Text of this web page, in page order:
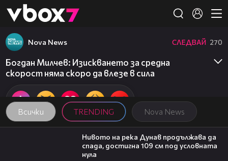
👾
Всички TRENDING Nova News
Nova News СЛЕДВАЙ 270
Богдан Милчев: Изискването за средна
скорост няма скоро да влезе в сила
00:23
Нивото на река Дунав продължава да
спада, достигна 109 см под условната
нула